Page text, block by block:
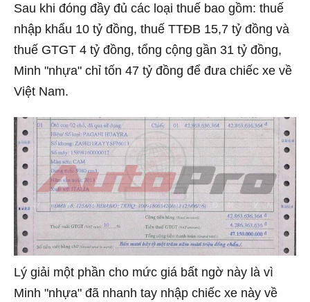
Sau khi đóng đầy đủ các loại thuế bao gồm: thuế
nhập khẩu 10 tỷ đồng, thuế TTĐB 15,7 tỷ đồng và
thuế GTGT 4 tỷ đồng, tổng cộng gần 31 tỷ đồng,
Minh "nhựa" chỉ tốn 47 tỷ đồng để đưa chiếc xe về
Việt Nam.
Lý giải một phần cho mức giá bất ngờ này là vì
Minh "nhựa" đã nhanh tay nhập chiếc xe này về